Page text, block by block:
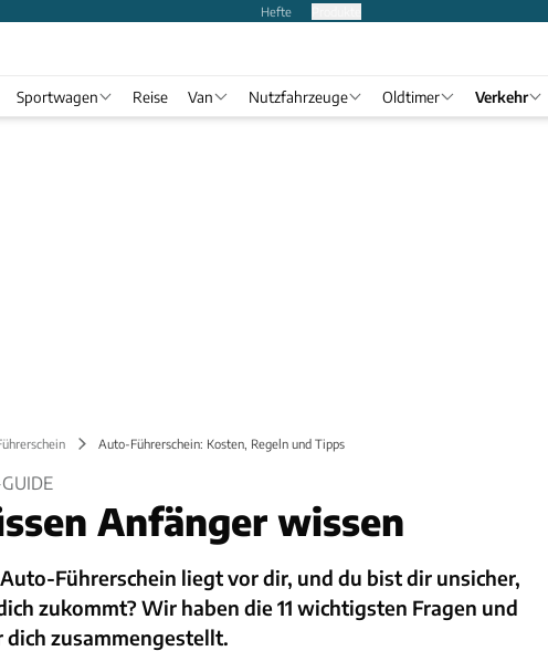
Hefte
Sportwagen Reise Van Nutzfahrzeuge Oldtimer Verkehr
Auto-Führerschein: Kosten, Regeln und Tipps
Anfänger wissen
Führerschein liegt vor dir, und du bist dir unsicher,
zukommt? Wir haben die 11 wichtigsten Fragen und
zusammengestellt.